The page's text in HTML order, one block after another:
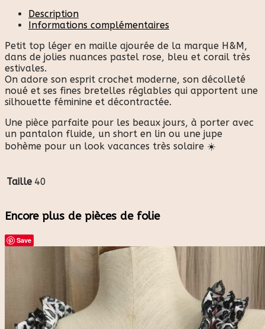
Description
Informations complémentaires
Petit top léger en maille ajourée de la marque H&M ,
dans de jolies nuances pastel rose, bleu et corail très
estivales.
On adore son esprit crochet moderne, son décolleté
noué et ses fines bretelles réglables qui apportent une
silhouette féminine et décontractée.
Une pièce parfaite pour les beaux jours, à porter avec
un pantalon fluide, un short en lin ou une jupe
bohème pour un look vacances très solaire ☀️
Taille 40
Encore plus de pièces de folie
Save